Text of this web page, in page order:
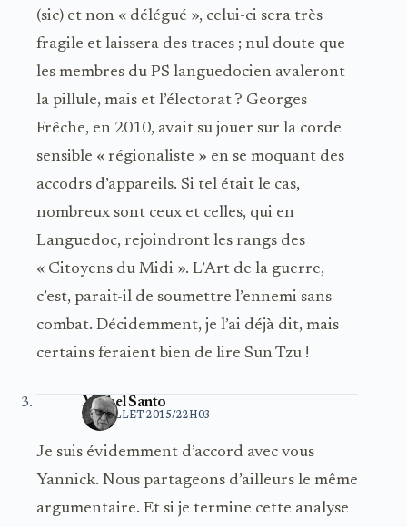
(sic) et non « délégué », celui-ci sera très
fragile et laissera des traces ; nul doute que
les membres du PS languedocien avaleront
la pillule, mais et l’électorat ? Georges
Frêche, en 2010, avait su jouer sur la corde
sensible « régionaliste » en se moquant des
accodrs d’appareils. Si tel était le cas,
nombreux sont ceux et celles, qui en
Languedoc, rejoindront les rangs des
« Citoyens du Midi ». L’Art de la guerre,
c’est, parait-il de soumettre l’ennemi sans
combat. Décidemment, je l’ai déjà dit, mais
certains feraient bien de lire Sun Tzu !
Michel Santo
20 JUILLET 2015/22H03
Je suis évidemment d’accord avec vous
Yannick. Nous partageons d’ailleurs le même
argumentaire. Et si je termine cette analyse